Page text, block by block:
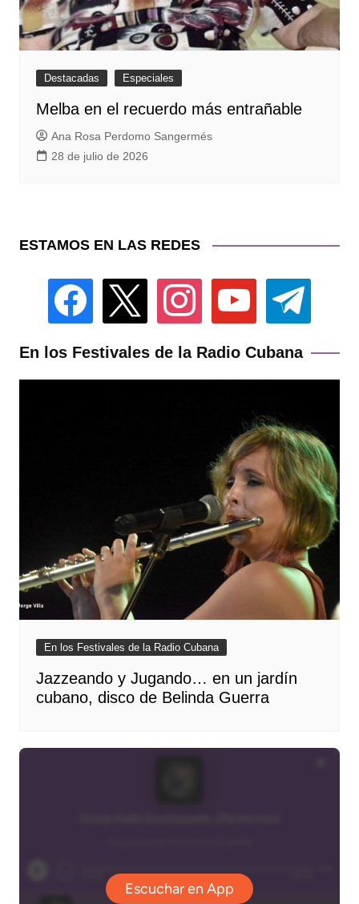
Destacadas Especiales
Melba en el recuerdo más entrañable
Ana Rosa Perdomo Sangermés
28 de julio de 2026
ESTAMOS EN LAS REDES
facebook instagram youtube telegram
En los Festivales de la Radio Cubana
En los Festivales de la Radio Cubana
Jazzeando y Jugando… en un jardín
cubano, disco de Belinda Guerra